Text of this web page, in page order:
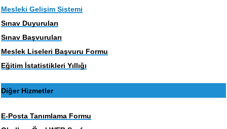
Mesleki Gelişim Sistemi
Sınav Duyuruları
Sınav Başvuruları
Meslek Liseleri Başvuru Formu
Eğitim İstatistikleri Yıllığı
Diğer Hizmetler
E-Posta Tanımlama Formu